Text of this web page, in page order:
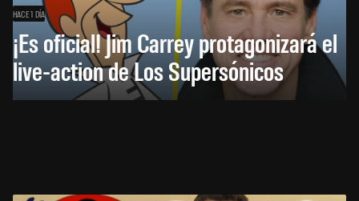
HACE 1 DÍA
¡Es oficial! Jim Carrey protagonizará el
live-action de Los Supersónicos